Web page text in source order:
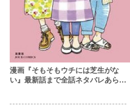
漫画『そもそもウチには芝生がな
い』最新話まで全話ネタバレあらす